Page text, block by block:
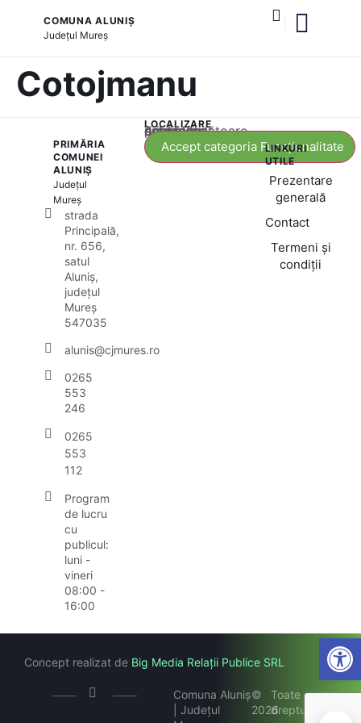
COMUNA ALUNIȘ
Județul Mureș
Cotojmanu
PRIMĂRIA
COMUNEI
ALUNIȘ
Județul
Mureș
strada
Principală,
nr. 656,
satul
Aluniș,
județul
Mureș
547035
alunis@cjmures.ro
0265
553
246
0265
553
112
Program
de lucru
cu
publicul:
luni -
vineri
08:00 -
16:00
LOCALIZARE
Acest conținut este blocat până când acceptați categoria corespunzătoare de cookie-uri.
Accept categoria Funcționalitate
LINKURI
UTILE
Prezentare
generală
Contact
Termeni și
condiții
Comuna Aluniș
| Județul
©
2026
Toate
drepturile
Concept realizat de Big Media Relații Publice SRL